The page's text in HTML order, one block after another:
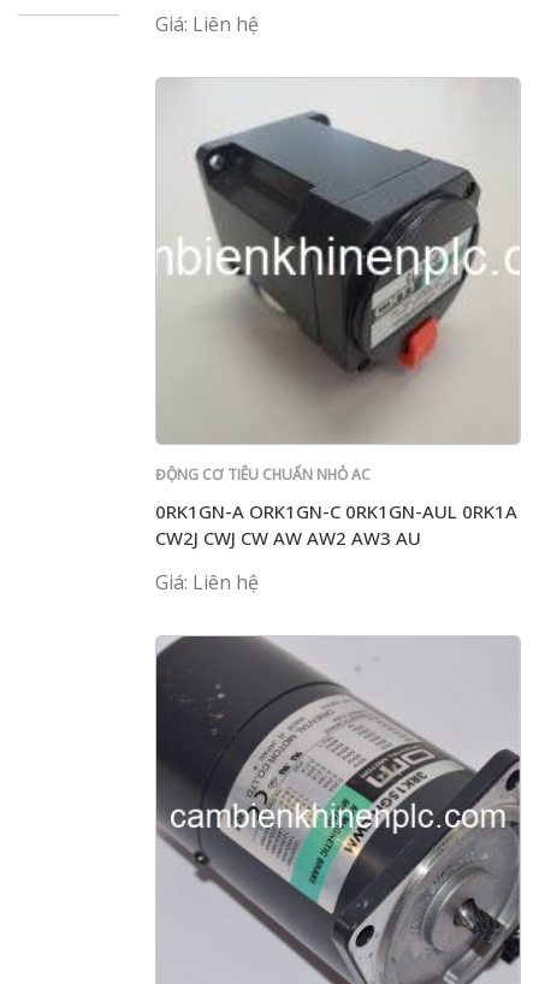
Giá: Liên hệ
ĐỘNG CƠ TIÊU CHUẨN NHỎ AC
0RK1GN-A ORK1GN-C 0RK1GN-AUL 0RK1A
CW2J CWJ CW AW AW2 AW3 AU
Giá: Liên hệ